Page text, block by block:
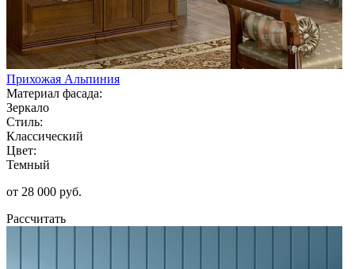
Прихожая Альпиния
Материал фасада:
Зеркало
Стиль:
Классический
Цвет:
Темный
от 28 000 руб.
Рассчитать